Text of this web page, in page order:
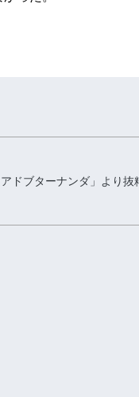
アドブターナンダ」より抜